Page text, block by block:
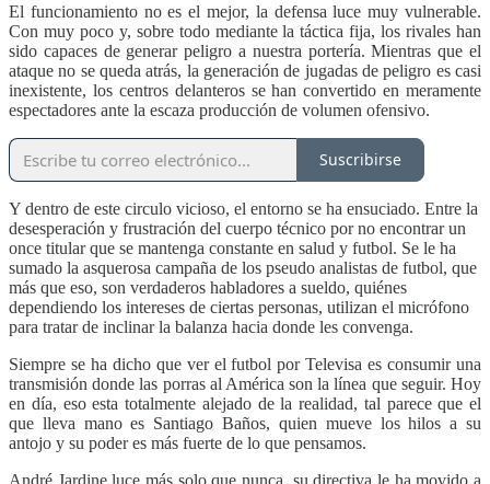
El funcionamiento no es el mejor, la defensa luce muy vulnerable.
Con muy poco y, sobre todo mediante la táctica fija, los rivales han
sido capaces de generar peligro a nuestra portería. Mientras que el
ataque no se queda atrás, la generación de jugadas de peligro es casi
inexistente, los centros delanteros se han convertido en meramente
espectadores ante la escaza producción de volumen ofensivo.
Suscribirse
Y dentro de este circulo vicioso, el entorno se ha ensuciado. Entre la
desesperación y frustración del cuerpo técnico por no encontrar un
once titular que se mantenga constante en salud y futbol. Se le ha
sumado la asquerosa campaña de los pseudo analistas de futbol, que
más que eso, son verdaderos habladores a sueldo, quiénes
dependiendo los intereses de ciertas personas, utilizan el micrófono
para tratar de inclinar la balanza hacia donde les convenga.
Siempre se ha dicho que ver el futbol por Televisa es consumir una
transmisión donde las porras al América son la línea que seguir. Hoy
en día, eso esta totalmente alejado de la realidad, tal parece que el
que lleva mano es Santiago Baños, quien mueve los hilos a su
antojo y su poder es más fuerte de lo que pensamos.
André Jardine luce más solo que nunca, su directiva le ha movido a